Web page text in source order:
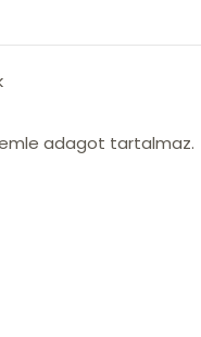
adagot tartalmaz.